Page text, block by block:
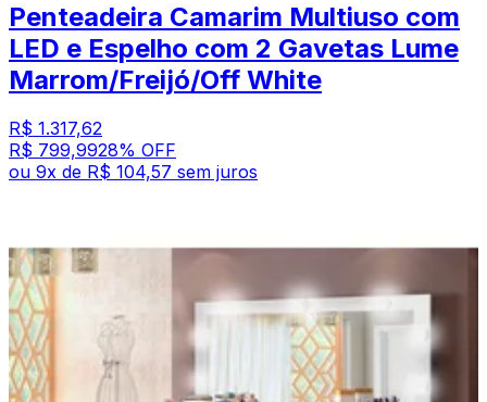
Penteadeira Camarim Multiuso com
LED e Espelho com 2 Gavetas Lume
Marrom/Freijó/Off White
R$ 1.317,62
R$ 799,9928% OFF
ou 9x de R$ 104,57 sem juros